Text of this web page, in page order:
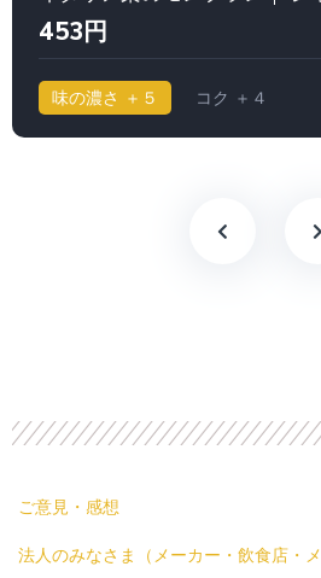
453円
味の濃さ ＋５ コク ＋４
ご意見・感想
法人のみなさま（メーカー・飲食店・メ